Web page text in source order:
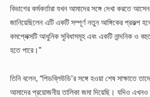
বিভাগের কর্মকর্তারা যখন আমাদের সঙ্গে দেখা করতে
জানিয়েছিলেন এটি একটি সম্পূর্ণ নতুন আঙ্গিকের প্রকল্প
কমপ্লেক্সটি আধুনিক সুবিধাসমূহ এবং একটি নান্দনিক ও
হতে পারে।”
তিনি বলেন, “পিডব্লিউডি’র সঙ্গে হওয়া শেষ সাক্ষাতে
আমাদের প্রয়োজনীয় তালিকা জমা দিয়েছি। যদিও এখনও